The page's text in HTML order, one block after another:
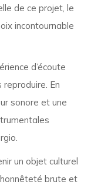
de ce projet, le
incontournable
d’écoute
En
sonore et une
un objet culturel
brute et